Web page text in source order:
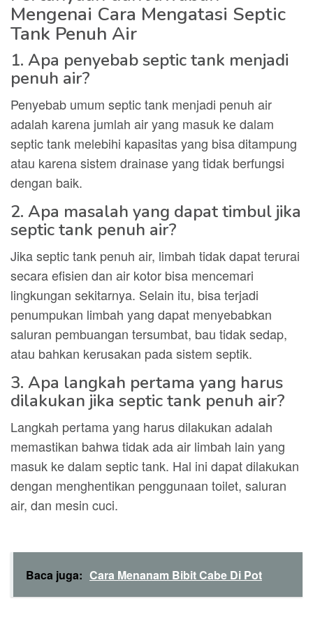
Mengenai Cara Mengatasi Septic
Tank Penuh Air
1. Apa penyebab septic tank menjadi
penuh air?
Penyebab umum septic tank menjadi penuh air
adalah karena jumlah air yang masuk ke dalam
septic tank melebihi kapasitas yang bisa ditampung
atau karena sistem drainase yang tidak berfungsi
dengan baik.
2. Apa masalah yang dapat timbul jika
septic tank penuh air?
Jika septic tank penuh air, limbah tidak dapat terurai
secara efisien dan air kotor bisa mencemari
lingkungan sekitarnya. Selain itu, bisa terjadi
penumpukan limbah yang dapat menyebabkan
saluran pembuangan tersumbat, bau tidak sedap,
atau bahkan kerusakan pada sistem septik.
3. Apa langkah pertama yang harus
dilakukan jika septic tank penuh air?
Langkah pertama yang harus dilakukan adalah
memastikan bahwa tidak ada air limbah lain yang
masuk ke dalam septic tank. Hal ini dapat dilakukan
dengan menghentikan penggunaan toilet, saluran
air, dan mesin cuci.
Baca juga: Cara Menanam Bibit Cabe Di Pot